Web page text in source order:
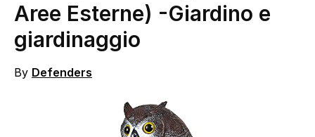
Aree Esterne) -Giardino e
giardinaggio
By Defenders